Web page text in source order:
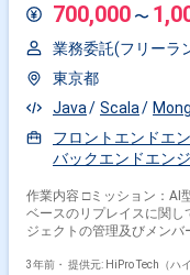
700,000 〜
業務委託(フリーラ
東京都
Java
Scala
フロントエンドエ
バックエンドエン
作業内容 □ミッション：AI
ベースのリプレイスに関して、 検
ジェクトの管理及びメンバーの
テム開発部内外への状況説
3年前・ 提供元: HiPro Tech（ハ